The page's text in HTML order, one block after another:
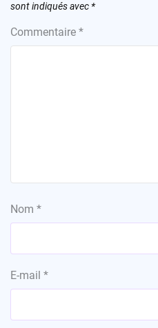
sont indiqués avec *
Commentaire *
Nom *
E-mail *